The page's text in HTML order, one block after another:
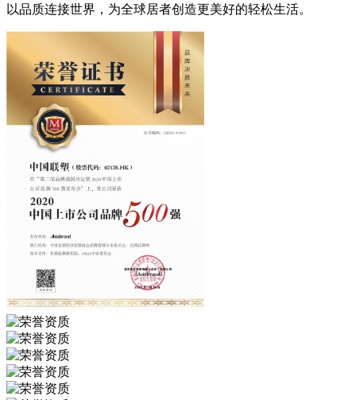
以品质连接世界，为全球居者创造更美好的轻松生活。